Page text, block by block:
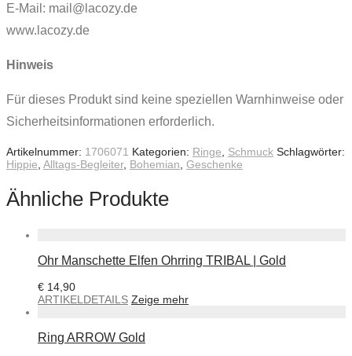
E-Mail: mail@lacozy.de
www.lacozy.de
Hinweis
Für dieses Produkt sind keine speziellen Warnhinweise oder
Sicherheitsinformationen erforderlich.
Artikelnummer: 1706071 Kategorien: Ringe Schmuck Schlagwörter:
Hippie Alltags-Begleiter, Bohemian Geschenke
Ähnliche Produkte
Ohr Manschette Elfen Ohrring TRIBAL | Gold
€ 14,90
ARTIKELDETAILS Zeige mehr
Ring ARROW Gold